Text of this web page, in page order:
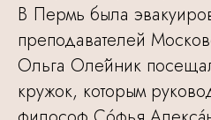
В Пермь была
преподавателей
Ольга Оле́йник
кружок, которым